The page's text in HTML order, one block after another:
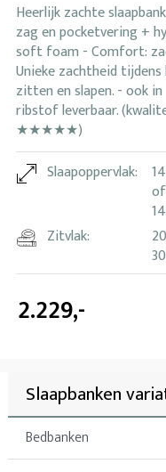
Heerlijk zachte
zag en pocketvering +
soft foam - Comfort:
Unieke zachtheid
zitten en slapen. - ook in
ribstof leverbaar.
★★★★★)
Slaapoppervlak:
of
Zitvlak:
2.229,-
Slaapbanken
Bedbanken